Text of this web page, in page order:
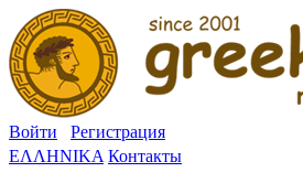
Войти
Регистрация
ΕΛΛΗΝΙΚΑ Контакты